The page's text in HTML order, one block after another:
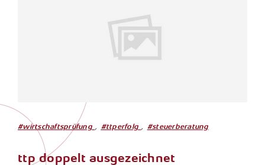
#wirtschaftsprüfung , #ttperfolg , #steuerberatung
ttp doppelt ausgezeichnet
Familienfreundlichkeit
Karrierechancen
Arbeitgeberleistungen
Steuerberatung
Wirtschaftsprüfung
Unternehmensberatung
Internationales Steuerrecht
Lohn- und Gehaltsabrechnung
Fragen & Antworten
Presse
Newsletter
Porträt